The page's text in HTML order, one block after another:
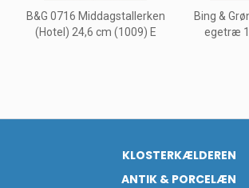
B&G 0716 Middagstallerken
(Hotel) 24,6 cm (1009) E
Bing &
egetræ
KLOSTERKÆLDEREN
ANTIK & PORCELÆN